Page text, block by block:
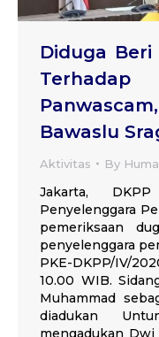
Diduga
Bawaslu
Aktivitas By
Jakarta,
Penyelenggara
pemeriksaan
penyelenggara
PKE-DKPP/IV/
10.00 WIB.
Muhammad
diadukan
mengadukan Dwi